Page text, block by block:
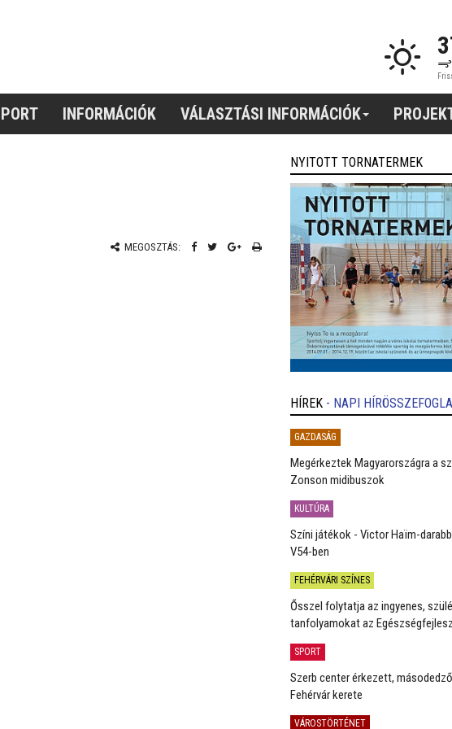
INFORMÁCIÓK VÁLASZTÁSI INFORMÁCIÓK
MEGOSZTÁS:
NYITOTT TORNATERMEK
HÍREK - NAPI
GAZDASÁG
Megérkeztek Magyarországra a
Zonson midibuszok
KULTÚRA
Színi játékok - Victor Haïm-
V54-ben
FEHÉRVÁRI SZÍNES
Ősszel folytatja az ingyenes,
tanfolyamokat az
SPORT
Szerb center érkezett,
Fehérvár kerete
VÁROSTÖRTÉNET